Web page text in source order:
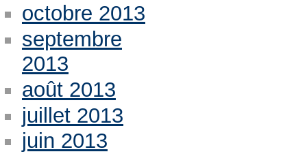
octobre 2013
septembre
2013
août 2013
juillet 2013
juin 2013